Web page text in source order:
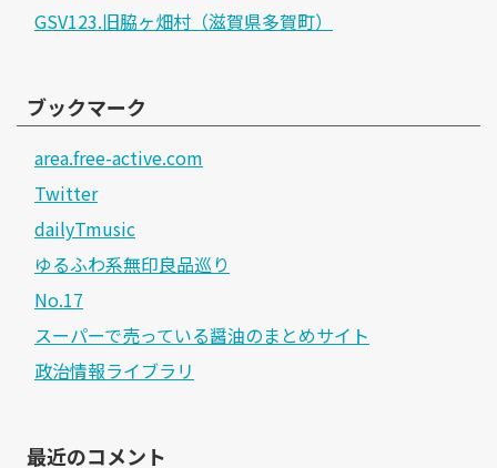
GSV123.旧脇ヶ畑村（滋賀県多賀町）
ブックマーク
area.free-active.com
Twitter
dailyTmusic
ゆるふわ系無印良品巡り
No.17
スーパーで売っている醤油のまとめサイト
政治情報ライブラリ
最近のコメント